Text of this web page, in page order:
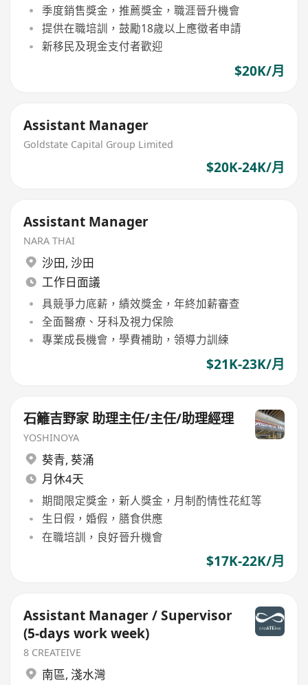
季度銷售獎金，推薦獎金，職涯晉升機會
提供在職培訓，鼓勵18歲以上應徵者申請
新移民及現金支付者歡迎
$20K/月
Assistant Manager
Goldstate Capital Group Limited
$20K-24K/月
Assistant Manager
NARA THAI
沙田, 沙田
工作日面議
具競爭力底薪，績效獎金，年終加薪審查
全面醫療、牙科及視力保險
專業成長機會，學費補助，領導力訓練
$21K-23K/月
石籬吉野家 助理主任/主任/助理經理
YOSHINOYA
葵青, 葵涌
月休4天
期間限定獎金，新人獎金，月制酌情性花紅等
生日假，婚假，膳食供應
在職培訓，良好晉升機會
$17K-22K/月
Assistant Manager / Supervisor
(5-days work week)
8 CREATEIVE
南區, 淺水灣